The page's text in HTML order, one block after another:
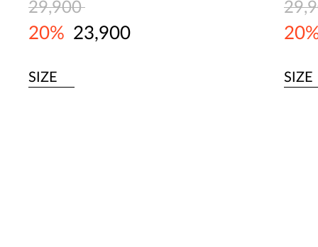
29,900
20% 23,900
SIZE SIZE